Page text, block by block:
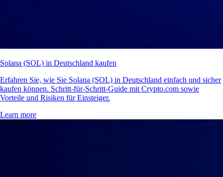
Solana (SOL) in Deutschland kaufen
Erfahren Sie, wie Sie Solana (SOL) in Deutschland einfach und sicher
kaufen können. Schritt-für-Schritt-Guide mit Crypto.com sowie
Vorteile und Risiken für Einsteiger.
Learn more